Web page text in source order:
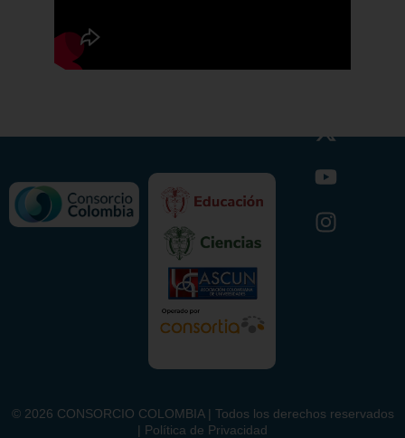
© 2026 CONSORCIO COLOMBIA | Todos los derechos reservados
| Política de Privacidad